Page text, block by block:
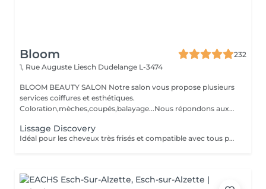
Bloom
232
1, Rue Auguste Liesch Dudelange L-3474
BLOOM BEAUTY SALON Notre salon vous propose plusieurs
services coiffures et esthétiques.
Coloration,mèches,coupés,balayage...Nous répondons aux
Lissage Discovery
Idéal pour les cheveux très frisés et compatible avec tous passés chimiques, couleurs, mèches et défrisages. Ses actifs de cellules souches de pomme suisse aux effets régénérants garantissent un lissage raide et extremement brillant jusqu'a 8 mois. Destiné aux cheveux épais,crépus,frisés ou ondulé. À la base de cellule souche de pomme Suisse,acide lactique,acide glycolique apporte de la brillance,régénère la fibre capillaire et possible d'appliquer aux femmes enceintes et aux enfants.